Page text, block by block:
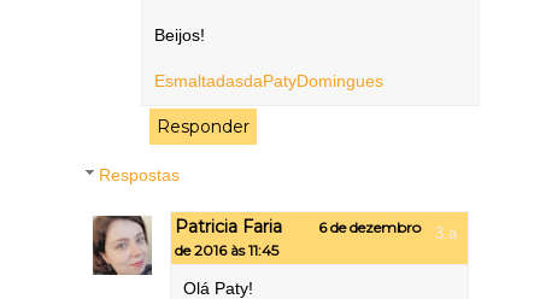
Beijos!
EsmaltadasdaPatyDomingues
Responder
Respostas
Patricia Faria
6 de dezembro
de 2016 às 11:45
Olá Paty!